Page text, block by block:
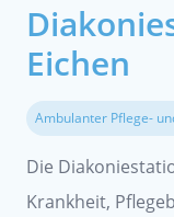
Eichen
Ambulanter Pflege-
Die
Krankheit,